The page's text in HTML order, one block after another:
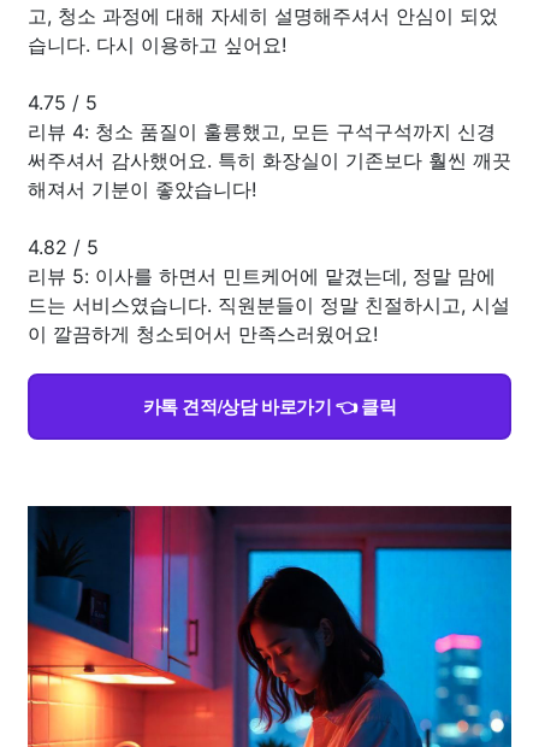
고, 청소 과정에 대해 자세히 설명해주셔서 안심이 되었
습니다. 다시 이용하고 싶어요!
4.75 / 5
리뷰 4: 청소 품질이 훌륭했고, 모든 구석구석까지 신경
써주셔서 감사했어요. 특히 화장실이 기존보다 훨씬 깨끗
해져서 기분이 좋았습니다!
4.82 / 5
리뷰 5: 이사를 하면서 민트케어에 맡겼는데, 정말 맘에
드는 서비스였습니다. 직원분들이 정말 친절하시고, 시설
이 깔끔하게 청소되어서 만족스러웠어요!
카톡 견적/상담 바로가기 👈 클릭